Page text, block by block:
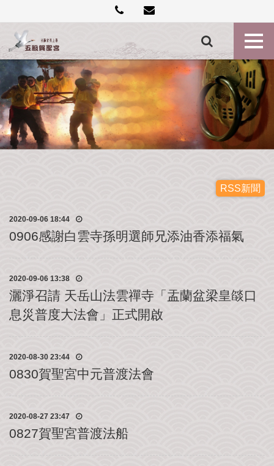
記
事
各
殿
神
尊
最
禮
斗
點
益
社
團
影
花
丙
RSS新聞
2020-09-06 18:44
0906感謝白雲寺孫明選師兄添油香添福氣
2020-09-06 13:38
灑淨召請 天岳山法雲禪寺「盂蘭盆梁皇燄口
息災普度大法會」正式開啟
2020-08-30 23:44
0830賀聖宮中元普渡法會
2020-08-27 23:47
0827賀聖宮普渡法船